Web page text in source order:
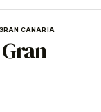
CANARIA